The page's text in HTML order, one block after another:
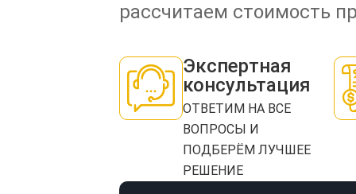
рассчитаем стоимость
Экспертная
консультация
ОТВЕТИМ НА ВСЕ
ВОПРОСЫ И
ПОДБЕРЁМ ЛУЧШЕЕ
РЕШЕНИЕ